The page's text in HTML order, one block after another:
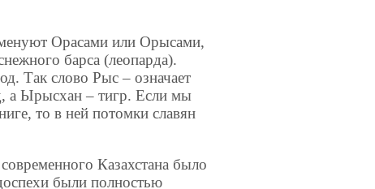
Орасами или Орысами,
барса (леопарда).
Так слово Рыс – означает
а Ырысхан – тигр. Если мы
то в ней потомки славян
Казахстана было
были полностью